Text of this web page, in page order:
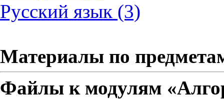
Русский язык (3)
Материалы по
Файлы к модулям